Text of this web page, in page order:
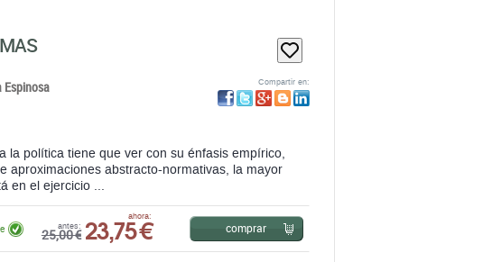
Espinosa Compartir en:
la política tiene que ver con su énfasis empírico,
aproximaciones abstracto-normativas, la mayor
en el ejercicio ...
antes:
25,00 €
ahora:
23,75 € comprar